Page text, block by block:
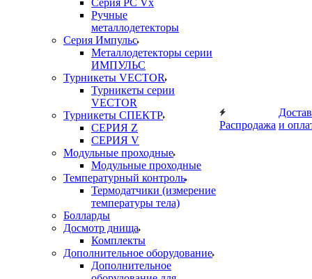
Серия PC Vx
Ручные
металлодетекторы
Серия Импульс
Металлодетекторы серии
ИМПУЛЬС
Турникеты VECTOR
Турникеты серии
VECTOR
Турникеты СПЕКТР
СЕРИЯ Z
СЕРИЯ V
Модульные проходные
Модульные проходные
Температурный контроль
Термодатчики (измерение
температуры тела)
Болларды
Досмотр днища
Комплекты
Дополнительное оборудование
Дополнительное
Распродажа и